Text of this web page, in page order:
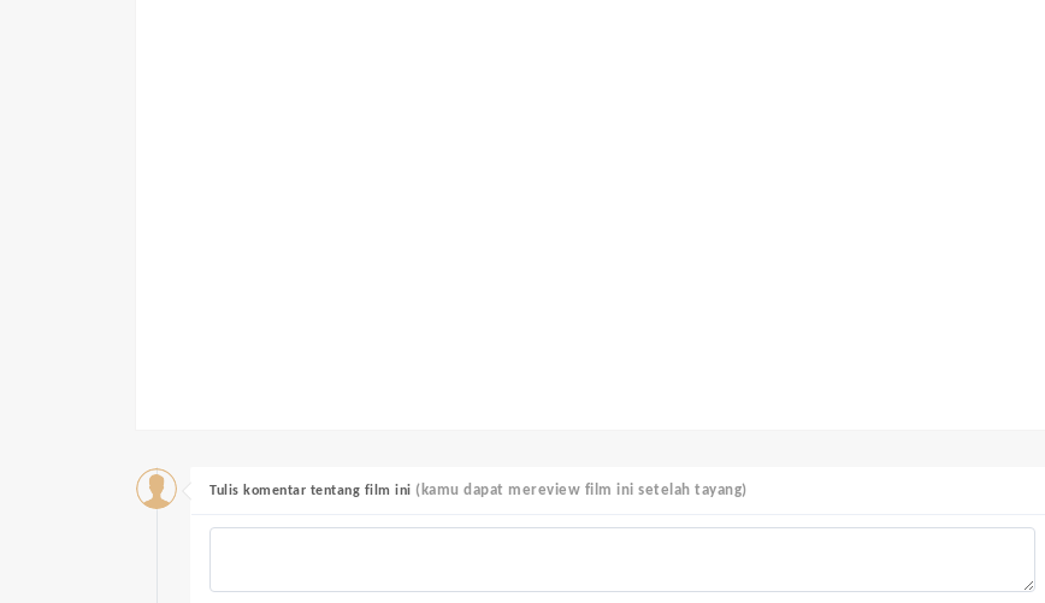
Tulis komentar tentang film ini (kamu dapat mereview film ini setelah tayang)